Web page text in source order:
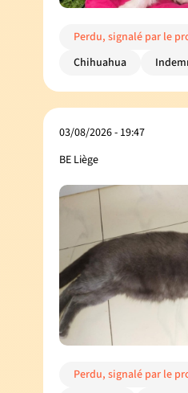
Perdu, signalé par le
Chihuahua
03/08/2026 - 19:47
BE Liège
Perdu, signalé par le